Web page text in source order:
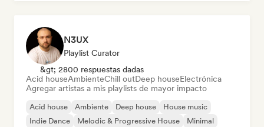
N3UX
Playlist Curator
&gt; 2800 respuestas dadas
Acid houseAmbienteChill outDeep houseElectrónica
Agregar artistas a mis playlists de mayor impacto
Acid house Ambiente Deep house
House music
Indie Dance
Melodic & Progressive House
Minimal